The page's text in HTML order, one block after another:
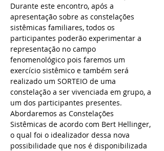
Durante este encontro, após a
apresentação sobre as constelações
sistêmicas familiares, todos os
participantes poderão experimentar a
representação no campo
fenomenológico pois faremos um
exercício sistêmico e também será
realizado um SORTEIO de uma
constelação a ser vivenciada em grupo, a
um dos participantes presentes.
Abordaremos as Constelações
Sistêmicas de acordo com Bert Hellinger,
o qual foi o idealizador dessa nova
possibilidade que nos é disponibilizada